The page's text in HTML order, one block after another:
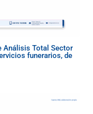
Análisis Total Sector
funerarios, de